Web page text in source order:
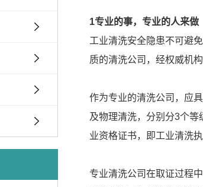
1专业的事，专业的人来做
工业清洗安全隐患不可避
质的清洗公司，经权威机
作为专业的清洗公司，应
及物理清洗，分别分3个
业资格证书，即工业清洗
专业清洗公司在取证过程